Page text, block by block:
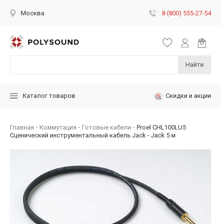
Москва 8 (800) 555-27-54
Найти
Каталог товаров Скидки и акции
Главная Коммутация Готовые кабели
Proel CHL100LU5
Сценический инструментальный кабель Jack - Jack 5 м